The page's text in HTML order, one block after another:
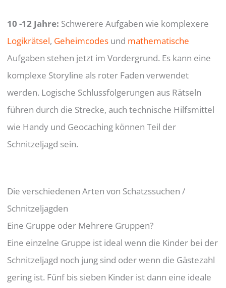
10 -12 Jahre: Schwerere Aufgaben wie komplexere
Logikrätsel, Geheimcodes und mathematische
Aufgaben stehen jetzt im Vordergrund. Es kann eine
komplexe Storyline als roter Faden verwendet
werden. Logische Schlussfolgerungen aus Rätseln
führen durch die Strecke, auch technische Hilfsmittel
wie Handy und Geocaching können Teil der
Schnitzeljagd sein.
Die verschiedenen Arten von Schatzssuchen /
Schnitzeljagden
Eine Gruppe oder Mehrere Gruppen?
Eine einzelne Gruppe ist ideal wenn die Kinder bei der
Schnitzeljagd noch jung sind oder wenn die Gästezahl
gering ist. Fünf bis sieben Kinder ist dann eine ideale